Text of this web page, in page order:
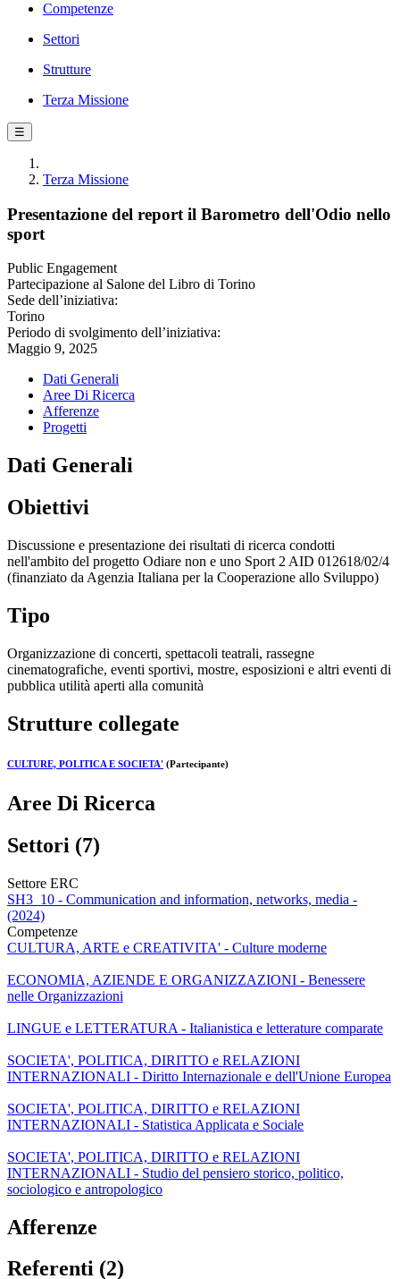
Competenze
Settori
Strutture
Terza Missione
☰
Terza Missione
Presentazione del report il Barometro dell'Odio nello
sport
Public Engagement
Partecipazione al Salone del Libro di Torino
Sede dell’iniziativa:
Torino
Periodo di svolgimento dell’iniziativa:
Maggio 9, 2025
Dati Generali
Aree Di Ricerca
Afferenze
Progetti
Dati Generali
Obiettivi
Discussione e presentazione dei risultati di ricerca condotti
nell'ambito del progetto Odiare non e uno Sport 2 AID 012618/02/4
(finanziato da Agenzia Italiana per la Cooperazione allo Sviluppo)
Tipo
Organizzazione di concerti, spettacoli teatrali, rassegne
cinematografiche, eventi sportivi, mostre, esposizioni e altri eventi di
pubblica utilità aperti alla comunità
Strutture collegate
CULTURE, POLITICA E SOCIETA' (Partecipante)
Aree Di Ricerca
Settori (7)
Settore ERC
SH3_10 - Communication and information, networks, media -
(2024)
Competenze
CULTURA, ARTE e CREATIVITA' - Culture moderne
ECONOMIA, AZIENDE E ORGANIZZAZIONI - Benessere
nelle Organizzazioni
LINGUE e LETTERATURA - Italianistica e letterature comparate
SOCIETA', POLITICA, DIRITTO e RELAZIONI
INTERNAZIONALI - Diritto Internazionale e dell'Unione Europea
SOCIETA', POLITICA, DIRITTO e RELAZIONI
INTERNAZIONALI - Statistica Applicata e Sociale
SOCIETA', POLITICA, DIRITTO e RELAZIONI
INTERNAZIONALI - Studio del pensiero storico, politico,
sociologico e antropologico
Afferenze
Referenti (2)